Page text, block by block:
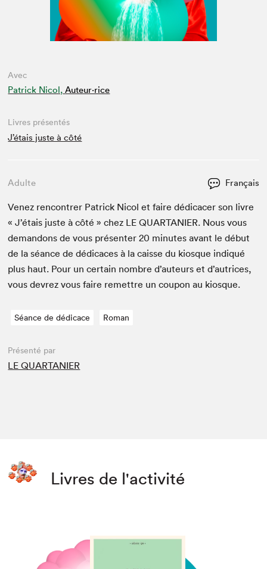
Avec
Patrick Nicol, Auteur·rice
Livres présentés
J’étais juste à côté
Adulte Français
Venez ren­con­tr­er Patrick Nicol et faire dédi­cac­er son livre
« J’étais juste à côté » chez LE QUAR­TANIER. Nous vous
deman­dons de vous présen­ter20 min­utes avant le début
de la séance de dédi­caces à la caisse du kiosque indiqué
plus haut. Pour un cer­tain nom­bre d’auteurs et d’autrices,
vous devrez vous faire remet­tre un coupon au kiosque.
Séance de dédicace Roman
Présenté par
LE QUARTANIER
Livres de l'activité